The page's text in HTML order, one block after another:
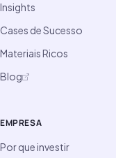
Insights
Cases de Sucesso
Materiais Ricos
Blog
EMPRESA
Por que investir